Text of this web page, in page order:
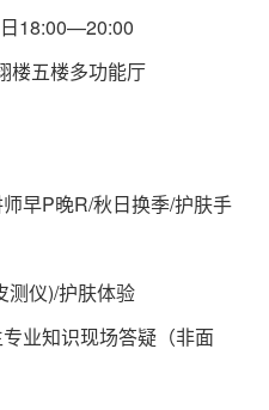
18:00—20:00
楼五楼多功能厅
早P晚R/秋日换季/护肤手
测仪)/护肤体验
业知识现场答疑（非面